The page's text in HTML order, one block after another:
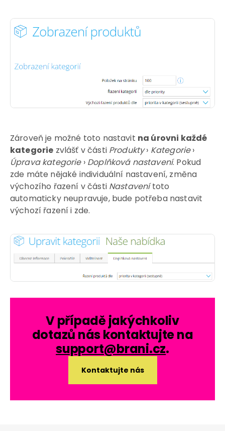
Zároveň je možné toto nastavit na úrovni každé
kategorie zvlášť v části Produkty› Kategorie›
Úprava kategorie ›Doplňková nastavení. Pokud
zde máte nějaké individuální nastavení, změna
výchozího řazení v části Nastavenítoto
automaticky neupravuje, bude potřeba nastavit
výchozí řazení i zde.
V případě jakýchkoliv
dotazů nás kontaktujte na
support@brani.cz.
Kontaktujte nás